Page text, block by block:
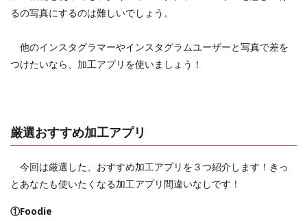
るの写真にするのは難しいでしょう。
他のインスタグラマーやインスタグラムユーザーと写真で差を
つけたいなら、加工アプリを使いましょう！
厳選おすすめ加工アプリ
今回は厳選した、おすすめ加工アプリを３つ紹介します！きっ
とあなたも使いたくなる加工アプリ間違いなしです！
①Foodie